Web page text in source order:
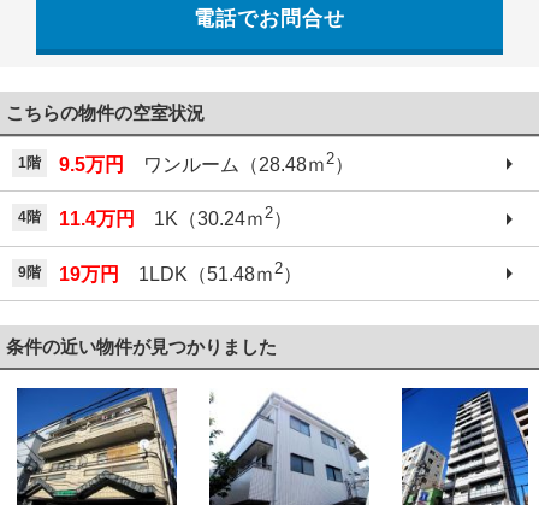
電話でお問合せ
こちらの物件の空室状況
1階 9.5万円 ワンルーム（28.48ｍ2）
4階 11.4万円 1K（30.24ｍ2）
9階 19万円 1LDK（51.48ｍ 2）
条件の近い物件が見つかりました